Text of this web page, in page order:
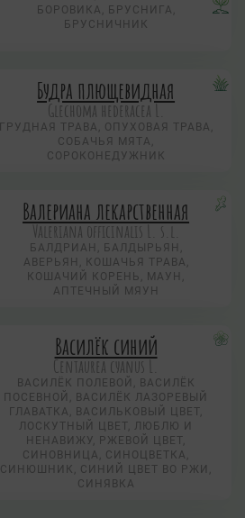
БОРОВИКА, БРУСНИГА,
БРУСНИЧНИК
Будра плющевидная
Glechoma hederacea L.
ГРУДНАЯ ТРАВА, ОПУХОВАЯ ТРАВА,
СОБАЧЬЯ МЯТА,
СОРОКОНЕДУЖНИК
Валериана лекарственная
Valeriana officinalis L. s.l.
БАЛДРИАН, БАЛДЫРЬЯН,
АВЕРЬЯН, КОШАЧЬЯ ТРАВА,
КОШАЧИЙ КОРЕНЬ, МАУН,
АПТЕЧНЫЙ МЯУН
Василёк синий
Centaurea суanus L.
ВАСИЛЁК ПОЛЕВОЙ, ВАСИЛЁК
ПОСЕВНОЙ, ВАСИЛЁК ЛАЗОРЕВЫЙ
ГЛАВАТКА, ВАСИЛЬКОВЫЙ ЦВЕТ,
ЛОСКУТНЫЙ ЦВЕТ, ЛЮБЛЮ И
НЕНАВИЖУ, РЖЕВОЙ ЦВЕТ,
СИНОВНИЦА, СИНОЦВЕТКА,
СИНЮШНИК, СИНИЙ ЦВЕТ ВО РЖИ,
СИНЯВКА